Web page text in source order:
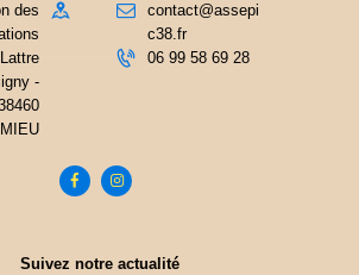
des
-
contact@assepi
c38.fr
06 99 58 69 28
Suivez notre actualité